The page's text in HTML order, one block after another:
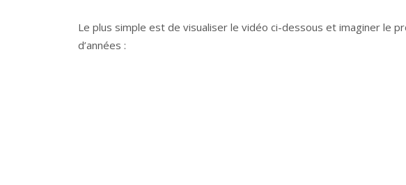
Le plus simple est de visualiser le vidéo ci-dessous et imaginer le
d’années :